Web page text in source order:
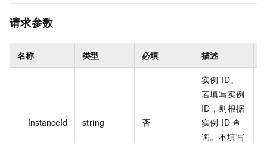
请求参数
名称 类型 必填 描述
InstanceId string 否
实例 ID。
若填写实例
ID，则根据
实例 ID 查
询。不填写